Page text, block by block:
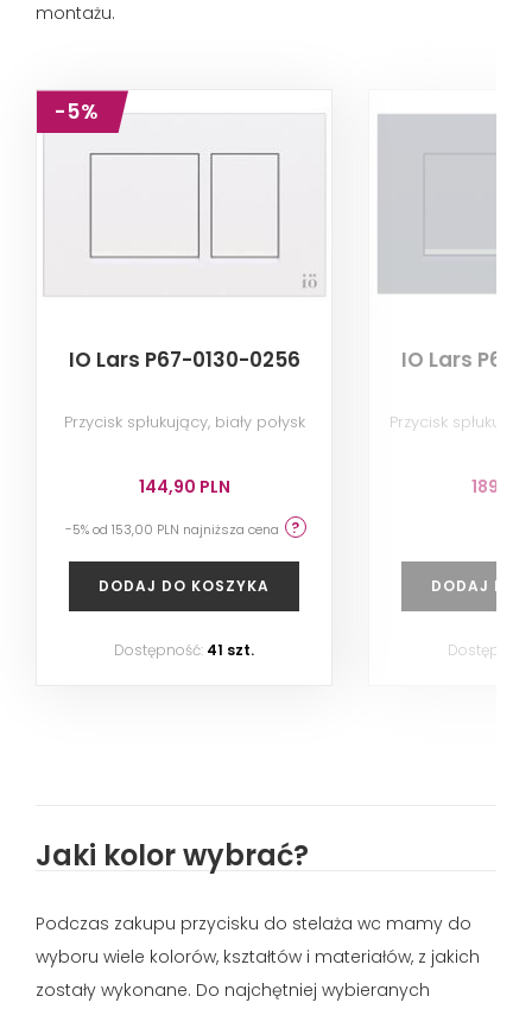
montażu.
-5%
IO Lars P67-0130-0256
Przycisk spłukujący, biały połysk
144,90 PLN
-5% od 153,00 PLN najniższa cena
DODAJ DO KOSZYKA
Dostępność: 41 szt.
IO Lars
Przycisk
189,00
DODAJ DO
Jaki kolor wybrać?
Podczas zakupu przycisku do stelaża wc mamy do
wyboru wiele kolorów, kształtów i materiałów, z jakich
zostały wykonane. Do najchętniej wybieranych